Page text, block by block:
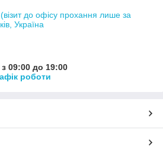
до офісу прохання лише за
Україна
09:00 до 19:00
роботи